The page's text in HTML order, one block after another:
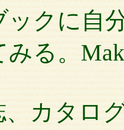
ックに自
る。
、カタロ